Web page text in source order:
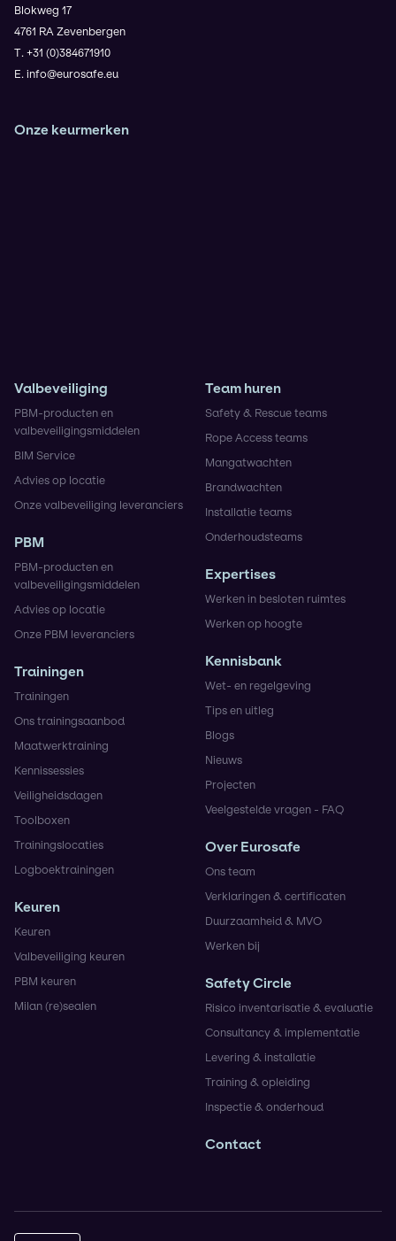
Blokweg 17
4761 RA Zevenbergen
T. +31 (0)384671910
E. info@eurosafe.eu
Onze keurmerken
Valbeveiliging
PBM-producten en
valbeveiligingsmiddelen
BIM Service
Advies op locatie
Onze valbeveiliging leveranciers
PBM
PBM-producten en
valbeveiligingsmiddelen
Advies op locatie
Onze PBM leveranciers
Trainingen
Trainingen
Ons trainingsaanbod
Maatwerktraining
Kennissessies
Veiligheidsdagen
Toolboxen
Trainingslocaties
Logboektrainingen
Keuren
Keuren
Valbeveiliging keuren
PBM keuren
Milan (re)sealen
Team huren
Safety & Rescue teams
Rope Access teams
Mangatwachten
Brandwachten
Installatie teams
Onderhoudsteams
Expertises
Werken in besloten ruimtes
Werken op hoogte
Kennisbank
Wet- en regelgeving
Tips en uitleg
Blogs
Nieuws
Projecten
Veelgestelde vragen - FAQ
Over Eurosafe
Ons team
Verklaringen & certificaten
Duurzaamheid & MVO
Werken bij
Safety Circle
Risico inventarisatie & evaluatie
Consultancy & implementatie
Levering & installatie
Training & opleiding
Inspectie & onderhoud
Contact